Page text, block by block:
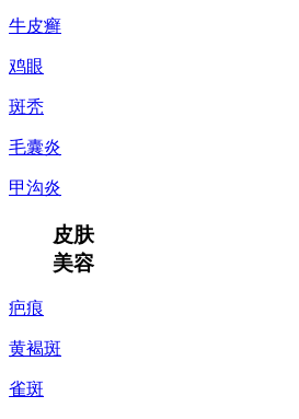
牛皮癣
鸡眼
斑秃
毛囊炎
甲沟炎
皮肤
美容
疤痕
黄褐斑
雀斑